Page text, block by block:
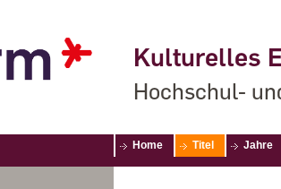
Kulturelles
Hochschul-
Home Titel Jahre